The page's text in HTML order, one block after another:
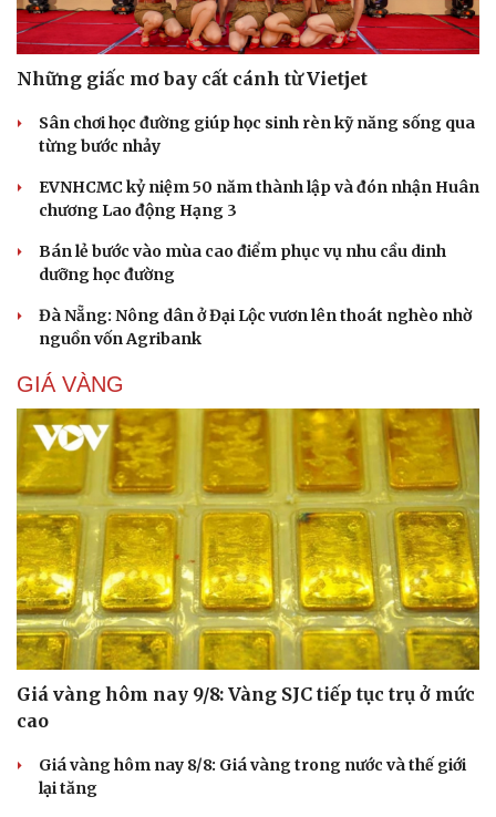
Cải chính
Những giấc mơ bay cất cánh từ Vietjet
Sân chơi học đường giúp học sinh rèn kỹ năng sống qua
từng bước nhảy
EVNHCMC kỷ niệm 50 năm thành lập và đón nhận Huân
chương Lao động Hạng 3
Bán lẻ bước vào mùa cao điểm phục vụ nhu cầu dinh
dưỡng học đường
Đà Nẵng: Nông dân ở Đại Lộc vươn lên thoát nghèo nhờ
nguồn vốn Agribank
GIÁ VÀNG
Giá vàng hôm nay 9/8: Vàng SJC tiếp tục trụ ở mức
cao
Giá vàng hôm nay 8/8: Giá vàng trong nước và thế giới
lại tăng